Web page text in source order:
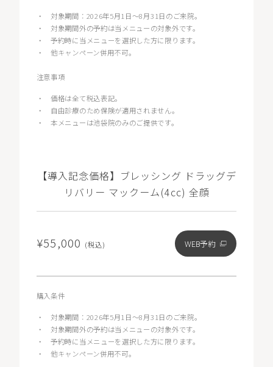
・ 対象期間：2026年5月1日〜8月31日のご来院。
・ 対象期間外の予約は当メニューの対象外です。
・予約時に当メニューを選択した方に限ります。
・他キャンペーン併用不可。
注意事項
・価格は全て税込表記。
・
自由診療のため保険が適用されません。
・本メニューは池袋院のみのご提供です。
【導入記念価格】ブレッシング ドラッグデ
リバリー マックーム(4cc) 全顔
¥55,000 (税込) WEB予約
購入条件
・ 対象期間：2026年5月1日〜8月31日のご来院。
・ 対象期間外の予約は当メニューの対象外です。
・予約時に当メニューを選択した方に限ります。
・他キャンペーン併用不可。